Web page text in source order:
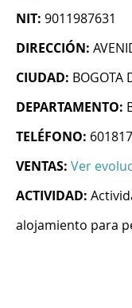
NIT: 9011987631
DIRECCIÓN:
CIUDAD: BOGOTA
DEPARTAMENTO:
TELÉFONO:
VENTAS: Ver
ACTIVIDAD:
alojamiento para